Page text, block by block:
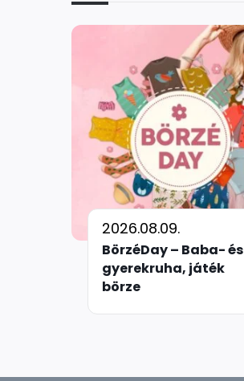
2026.08.09.
BörzéDay – Baba- és
gyerekruha, játék
börze